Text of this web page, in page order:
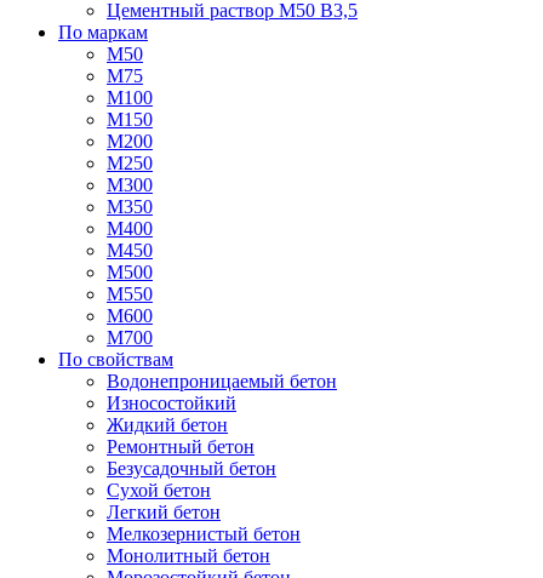
Цементный раствор М50 В3,5
По маркам
М50
М75
М100
М150
М200
М250
М300
М350
М400
М450
М500
М550
М600
М700
По свойствам
Водонепроницаемый бетон
Износостойкий
Жидкий бетон
Ремонтный бетон
Безусадочный бетон
Сухой бетон
Легкий бетон
Мелкозернистый бетон
Монолитный бетон